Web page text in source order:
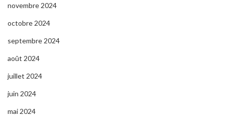
novembre 2024
octobre 2024
septembre 2024
août 2024
juillet 2024
juin 2024
mai 2024